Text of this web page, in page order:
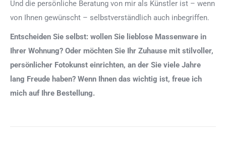
Und die persönliche Beratung von mir als Künstler ist – wenn
von Ihnen gewünscht – selbstverständlich auch inbegriffen.
Entscheiden Sie selbst: wollen Sie lieblose Massenware in
Ihrer Wohnung? Oder möchten Sie Ihr Zuhause mit stilvoller,
persönlicher Fotokunst einrichten, an der Sie viele Jahre
lang Freude haben? Wenn Ihnen das wichtig ist, freue ich
mich auf Ihre Bestellung.